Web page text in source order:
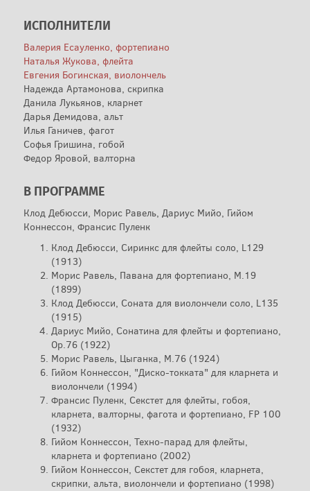
ИСПОЛНИТЕЛИ
Валерия Есауленко, фортепиано
Наталья Жукова, флейта
Евгения Богинская, виолончель
Надежда Артамонова, скрипка
Данила Лукьянов, кларнет
Дарья Демидова, альт
Илья Ганичев, фагот
Софья Гришина, гобой
Федор Яровой, валторна
В ПРОГРАММЕ
Клод Дебюсси, Морис Равель, Дариус Мийо, Гийом
Коннессон, Франсис Пуленк
Клод Дебюсси, Сиринкс для флейты соло, L129
(1913)
Морис Равель, Павана для фортепиано, M.19
(1899)
Клод Дебюсси, Соната для виолончели соло, L135
(1915)
Дариус Мийо, Сонатина для флейты и фортепиано,
Op.76 (1922)
Морис Равель, Цыганка, M.76 (1924)
Гийом Коннессон, "Диско-токката" для кларнета и
виолончели (1994)
Франсис Пуленк, Секстет для флейты, гобоя,
кларнета, валторны, фагота и фортепиано, FP 100
(1932)
Гийом Коннессон, Техно-парад для флейты,
кларнета и фортепиано (2002)
Гийом Коннессон, Секстет для гобоя, кларнета,
скрипки, альта, виолончели и фортепиано (1998)